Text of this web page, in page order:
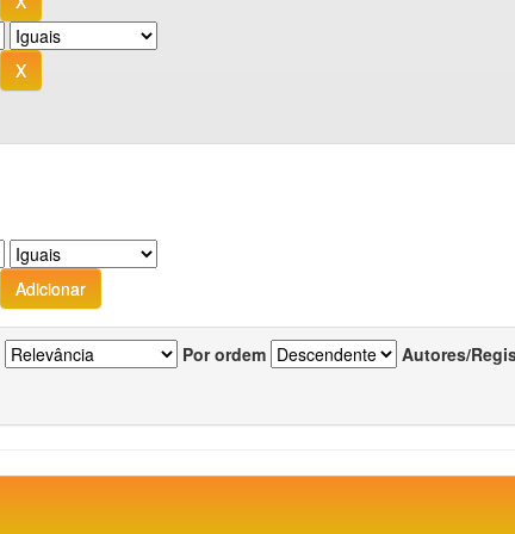
Por ordem Autores/